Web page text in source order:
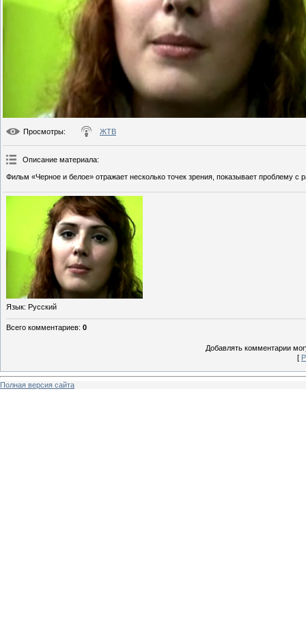
Просмотры: ЖТВ
Описание материала:
Фильм «Черное и белое» отражает несколько точек зрения, показывает проблему с
Язык: Русский
Всего комментариев: 0
Добавлять комментарии
[
Полная версия сайта